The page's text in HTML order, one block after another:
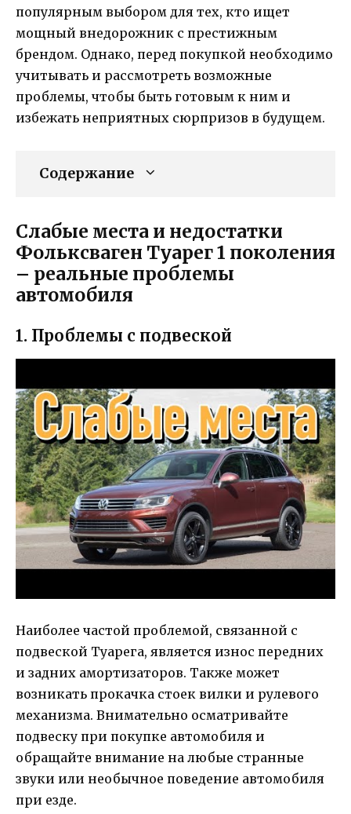
популярным выбором для тех, кто ищет
мощный внедорожник с престижным
брендом. Однако, перед покупкой необходимо
учитывать и рассмотреть возможные
проблемы, чтобы быть готовым к ним и
избежать неприятных сюрпризов в будущем.
Содержание
Слабые места и недостатки
Фольксваген Туарег 1 поколения
– реальные проблемы
автомобиля
1. Проблемы с подвеской
Наиболее частой проблемой, связанной с
подвеской Туарега, является износ передних
и задних амортизаторов. Также может
возникать прокачка стоек вилки и рулевого
механизма. Внимательно осматривайте
подвеску при покупке автомобиля и
обращайте внимание на любые странные
звуки или необычное поведение автомобиля
при езде.